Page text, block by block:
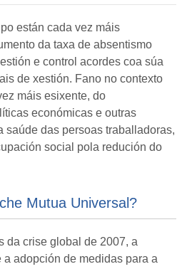
están cada vez máis
da taxa de absentismo
e control acordes coa súa
de xestión. Fano no contexto
máis esixente, do
económicas e outras
saúde das persoas traballadoras,
social pola redución do
Mutua Universal?
da crise global de 2007, a
adopción de medidas para a